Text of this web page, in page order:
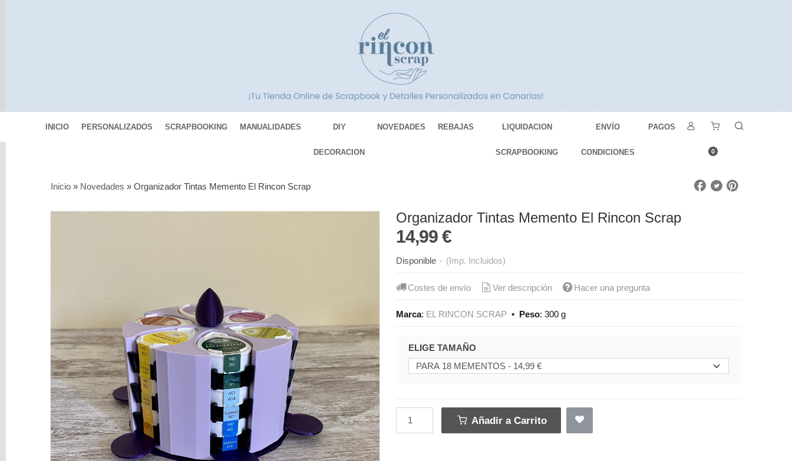
INICIO PERSONALIZADOS SCRAPBOOKING MANUALIDADES DIY
DECORACION
NOVEDADES REBAJAS LIQUIDACION
SCRAPBOOKING
ENVÍO
CONDICIONES
PAGOS
0
Vinilos
REBAJAS
Novedades
NAVIDAD
Papelería
Herramientas
3D
Inicio » Novedades »Organizador Tintas Memento El Rincon Scrap
Organizador Tintas Memento El Rincon Scrap
14,99 €
Disponible - (Imp. Incluidos)
Costes de envío Ver descripción Hacer una pregunta
Marca: EL RINCON SCRAP • Peso:300 g
ELIGE TAMAÑO
Añadir a Carrito